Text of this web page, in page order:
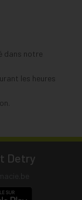
dans notre
les heures
Detry